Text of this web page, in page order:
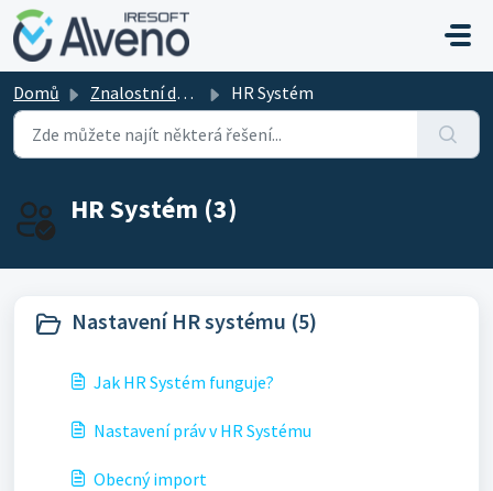
Přeskočit na hlavní obsah
Domů Znalostní databáze HR Systém
HR Systém (3)
Nastavení HR systému (5)
Jak HR Systém funguje?
Nastavení práv v HR Systému
Obecný import